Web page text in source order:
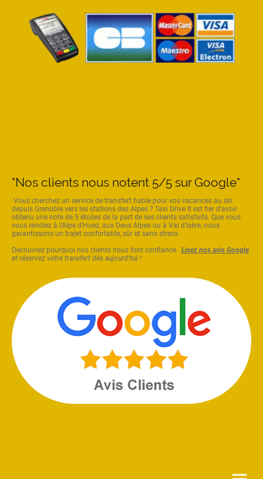
"Nos clients nous notent 5/5 sur Google"
Vous cherchez un service de transfert fiable pour vos vacances au ski
depuis Grenoble vers les stations des Alpes ? Taxi Drive It est fier d'avoir
obtenu une note de 5 étoiles de la part de ses clients satisfaits. Que vous
vous rendiez à l'Alpe d'Huez, aux Deux Alpes ou à Val d'Isère, nous
garantissons un trajet confortable, sûr et sans stress.
Découvrez pourquoi nos clients nous font confiance. Lisez nos avis Google
et réservez votre transfert dès aujourd'hui !